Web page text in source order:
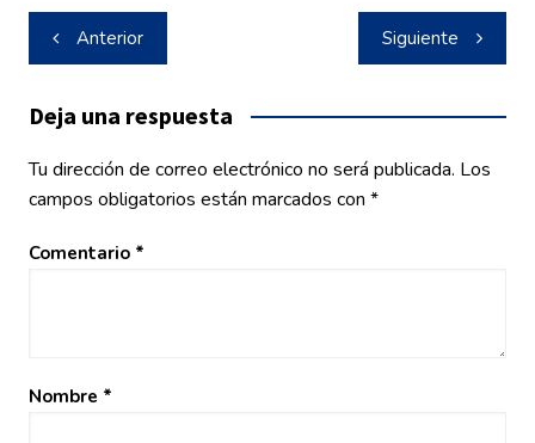
Navegación
de
entradas
Anterior Siguiente
Deja una respuesta
Tu dirección de correo electrónico no será publicada. Los
campos obligatorios están marcados con *
Comentario *
Nombre *